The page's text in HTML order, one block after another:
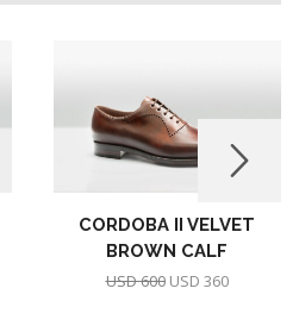
CORDOBA II VELVET
BROWN CALF
USD600 USD 360